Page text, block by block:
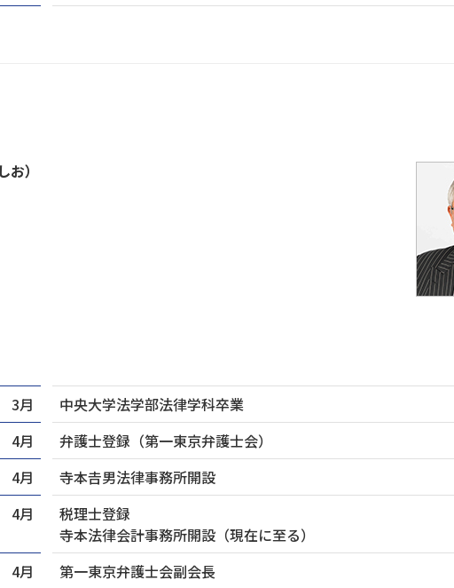
）
3月
中央大学法学部法律学科卒業
4月
弁護士登録（第一東京弁護士会）
4月
寺本𠮷男法律事務所開設
4月
税理士登録
寺本法律会計事務所開設（現在に至る）
4月
第一東京弁護士会副会長